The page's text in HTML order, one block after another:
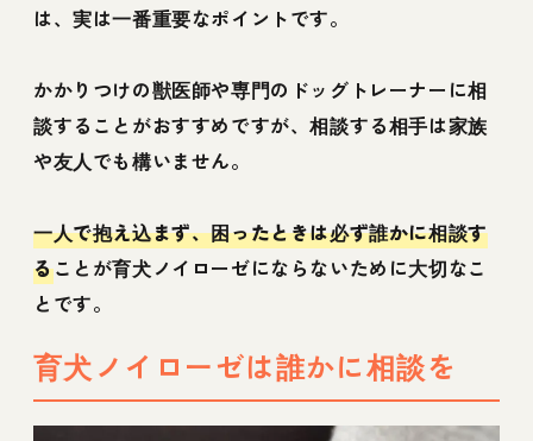
は、実は一番重要なポイントです。
かかりつけの獣医師や専門のドッグトレーナーに相
談することがおすすめですが、相談する相手は家族
や友人でも構いません。
一人で抱え込まず、困ったときは必ず誰かに相談す
ることが育犬ノイローゼにならないために大切なこ
とです。
育犬ノイローゼは誰かに相談を